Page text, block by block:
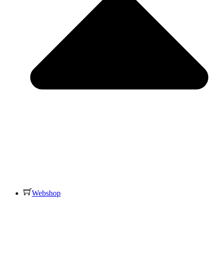
Webshop